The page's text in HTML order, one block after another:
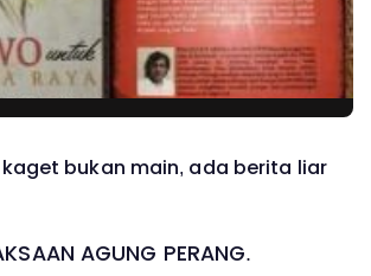
bukan main, ada berita liar
AGUNG PERANG.